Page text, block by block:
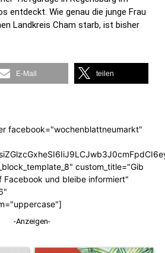
entdeckt. Wie genau die junge Frau
Landkreis Cham starb, ist bisher
E-Mail teilen
facebook="wochenblattneumarkt"
custom_title="Gib
Facebook und bleibe informiert"
-Anzeigen-